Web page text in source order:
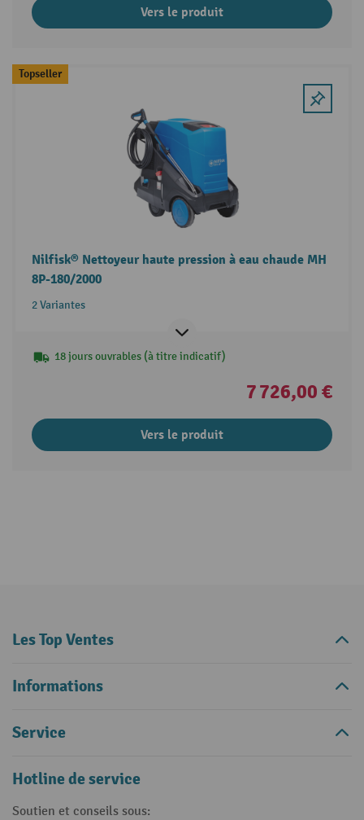
Vers le produit
Topseller
Nilfisk® Nettoyeur haute pression à eau chaude MH
8P-180/2000
2 Variantes
18 jours ouvrables (à titre indicatif)
7 726,00 €
Vers le produit
Les Top Ventes
Informations
Service
Hotline de service
Soutien et conseils sous: